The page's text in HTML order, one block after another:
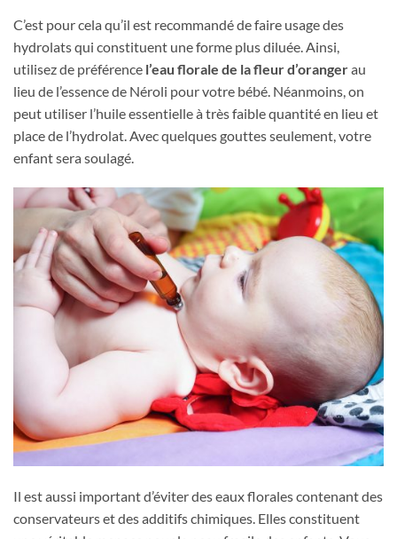
C’est pour cela qu’il est recommandé de faire usage des
hydrolats qui constituent une forme plus diluée. Ainsi,
utilisez de préférence l’eau florale de la fleur d’orangerau
lieu de l’essence de Néroli pour votre bébé. Néanmoins, on
peut utiliser l’huile essentielle à très faible quantité en lieu et
place de l’hydrolat. Avec quelques gouttes seulement, votre
enfant sera soulagé.
Il est aussi important d’éviter des eaux florales contenant des
conservateurs et des additifs chimiques. Elles constituent